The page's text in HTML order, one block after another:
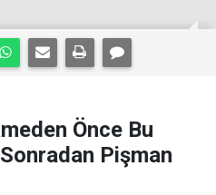
Önce Bu
Pişman